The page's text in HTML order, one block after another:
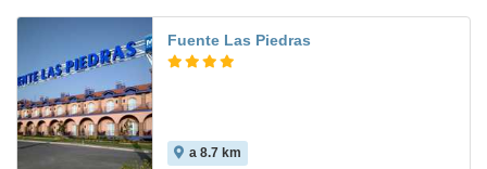
Fuente Las Piedras
a 8.7 km